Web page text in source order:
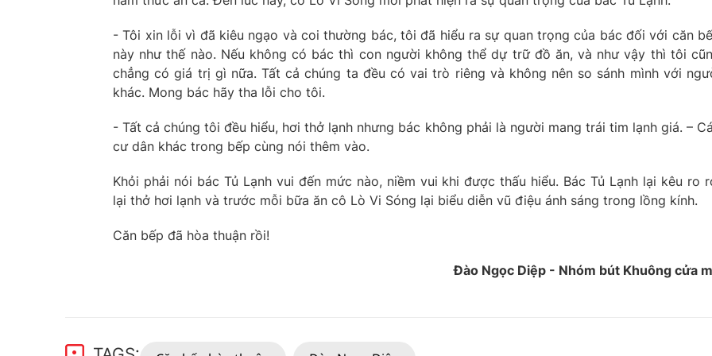
- Tôi xin lỗi vì đã kiêu ngạo và coi thường bác, tôi đã hiểu ra sự quan trọng của bác đối với căn
này như thế nào. Nếu không có bác thì con người không thể dự trữ đồ ăn, và như vậy thì tôi
chẳng có giá trị gì nữa. Tất cả chúng ta đều có vai trò riêng và không nên so sánh mình với
khác. Mong bác hãy tha lỗi cho tôi.
- Tất cả chúng tôi đều hiểu, hơi thở lạnh nhưng bác không phải là người mang trái tim lạnh giá. –
cư dân khác trong bếp cùng nói thêm vào.
Khỏi phải nói bác Tủ Lạnh vui đến mức nào, niềm vui khi được thấu hiểu. Bác Tủ Lạnh lại kêu ro
lại thở hơi lạnh và trước mỗi bữa ăn cô Lò Vi Sóng lại biểu diễn vũ điệu ánh sáng trong lồng kính.
Căn bếp đã hòa thuận rồi!
Đào Ngọc Diệp - Nhóm bút Khuông cửa